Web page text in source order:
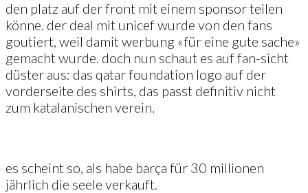
den platz auf der front mit einem sponsor teilen
könne. der deal mit unicef wurde von den fans
goutiert, weil damit werbung «für eine gute sache»
gemacht wurde. doch nun schaut es auf fan-sicht
düster aus: das qatar foundation logo auf der
vorderseite des shirts, das passt definitiv nicht
zum katalanischen verein.
es scheint so, als habe barça für 30 millionen
jährlich die seele verkauft.